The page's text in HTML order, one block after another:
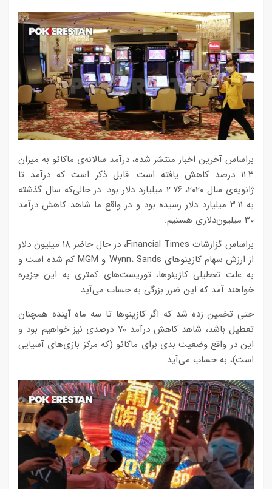
براساس آخرین اخبار منتشر شده، درآمد سالانه‌ی ماکائو به میزان
۱۱.۳ درصد کاهش یافته است. قابل ذکر است که درآمد تا
ژانویه‌ی سال ۲۰۲۰، ۲.۷۶ میلیارد دلار بود. در حالی‌که سال گذشته
به ۳.۱۱ میلیارد دلار رسیده بود و در واقع ما شاهد کاهش درآمد
۳۰ میلیون‌دلاری هستیم.
براساس گزارشات Financial Times، در حال حاضر ۱۸ میلیون دلار
از ارزش سهام کازینو‌های Wynn، Sands و MGM کم شده است و
به علت تعطیلی کازینوها، توریست‌های کمتری به این جزیره
خواهند آمد که این ضرر بزرگی به حساب می‌آید.
حتی تخمین زده‌ شد که اگر کازینوها تا سه ماه آینده همچنان
تعطیل باشد، شاهد کاهش درآمد ۷۰ درصدی نیز خواهیم بود و
این در واقع وضعیت بدی برای ماکائو (که مرکز بازی‌های آسیایی
است)، به حساب می‌آید.